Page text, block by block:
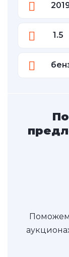
1.5
Поможем